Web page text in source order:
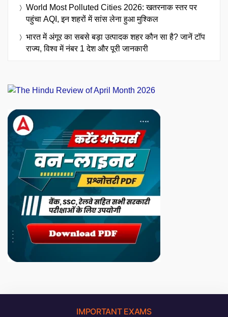
World Most Polluted Cities 2026: खतरनाक स्तर पर
पहुंचा AQI, इन शहरों में सांस लेना हुआ मुश्किल
भारत में अंगूर का सबसे बड़ा उत्पादक शहर कौन सा है? जानें टॉप
राज्य, विश्व में नंबर 1 देश और पूरी जानकारी
IMPORTANT EXAMS